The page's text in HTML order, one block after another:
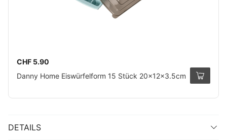
CHF 5.90
Danny Home Eiswürfelform 15 Stück 20x12x3.5cm
DETAILS